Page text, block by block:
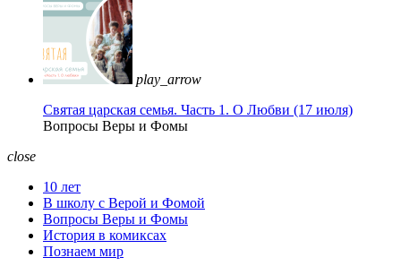
play_arrow
Святая царская семья. Часть 1. О Любви (17 июля)
Вопросы Веры и Фомы
close
10 лет
В школу с Верой и Фомой
Вопросы Веры и Фомы
История в комиксах
Познаем мир